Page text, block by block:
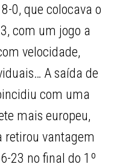
0, que colocava o
com um jogo a
velocidade,
A saída de
com uma
mais europeu,
retirou vantagem
23 no final do 1º